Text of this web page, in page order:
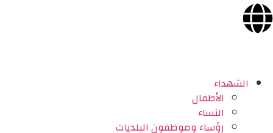
الشهداء
الأطفال
النساء
رؤساء وموظفون البلديات